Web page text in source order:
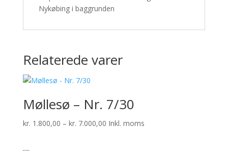
Nykøbing i baggrunden
Relaterede varer
Møllesø – Nr. 7/30
kr. 1.800,00 – kr. 7.000,00Prisinterval:
Inkl. moms